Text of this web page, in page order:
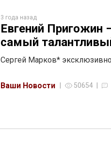
3 года назад
Евгений Пригожин
самый
Сергей Марков*
Ваши Новости 50654